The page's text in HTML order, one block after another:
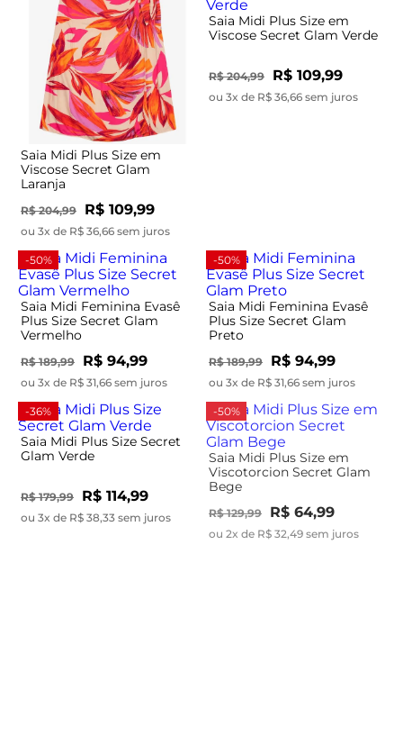
Saia Midi Plus Size em
Viscose Secret Glam
Laranja
R$ 204,99 R$ 109,99
ou 3x de R$ 36,66 sem juros
Saia Midi Plus Size em
Viscose Secret Glam Verde
R$ 204,99 R$ 109,99
ou 3x de R$ 36,66 sem juros
-50%
Saia Midi Feminina Evasê
Plus Size Secret Glam
Vermelho
R$ 189,99 R$ 94,99
ou 3x de R$ 31,66 sem juros
-50%
Saia Midi Feminina Evasê
Plus Size Secret Glam
Preto
R$ 189,99 R$ 94,99
ou 3x de R$ 31,66 sem juros
-36%
Saia Midi Plus Size Secret
Glam Verde
R$ 179,99 R$ 114,99
ou 3x de R$ 38,33 sem juros
-50%
Saia Midi Plus Size em
Viscotorcion Secret Glam
Bege
R$ 129,99 R$ 64,99
ou 2x de R$ 32,49 sem juros